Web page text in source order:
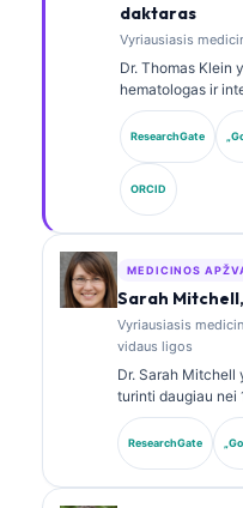
daktaras
Vyriausiasis
Dr. Thomas Klein
hematologas ir
metų patirtį
atliekamos
Kantesti AI
užtikrina klinikinę
medicininio
publikavęs
laboratorinės
ResearchGate
ORCID
MEDICINOS
Sarah
Vyriausiasis
vidaus ligos
Dr. Sarah
turinti daugiau nei
medicinos ir
klinikinės
plačiai publikavo
ResearchGate